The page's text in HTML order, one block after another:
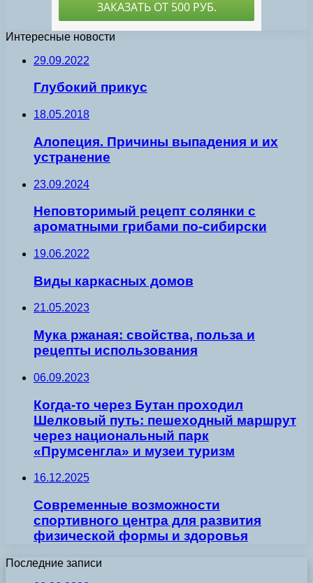
Интересные новости
29.09.2022
Глубокий прикус
18.05.2018
Алопеция. Причины выпадения и их
устранение
23.09.2024
Неповторимый рецепт солянки с
ароматными грибами по-сибирски
19.06.2022
Виды каркасных домов
21.05.2023
Мука ржаная: свойства, польза и
рецепты использования
06.09.2023
Когда-то через Бутан проходил
Шелковый путь: пешеходный маршрут
через национальный парк
«Прумсенгла» и музеи туризм
16.12.2025
Современные возможности
спортивного центра для развития
физической формы и здоровья
Последние записи